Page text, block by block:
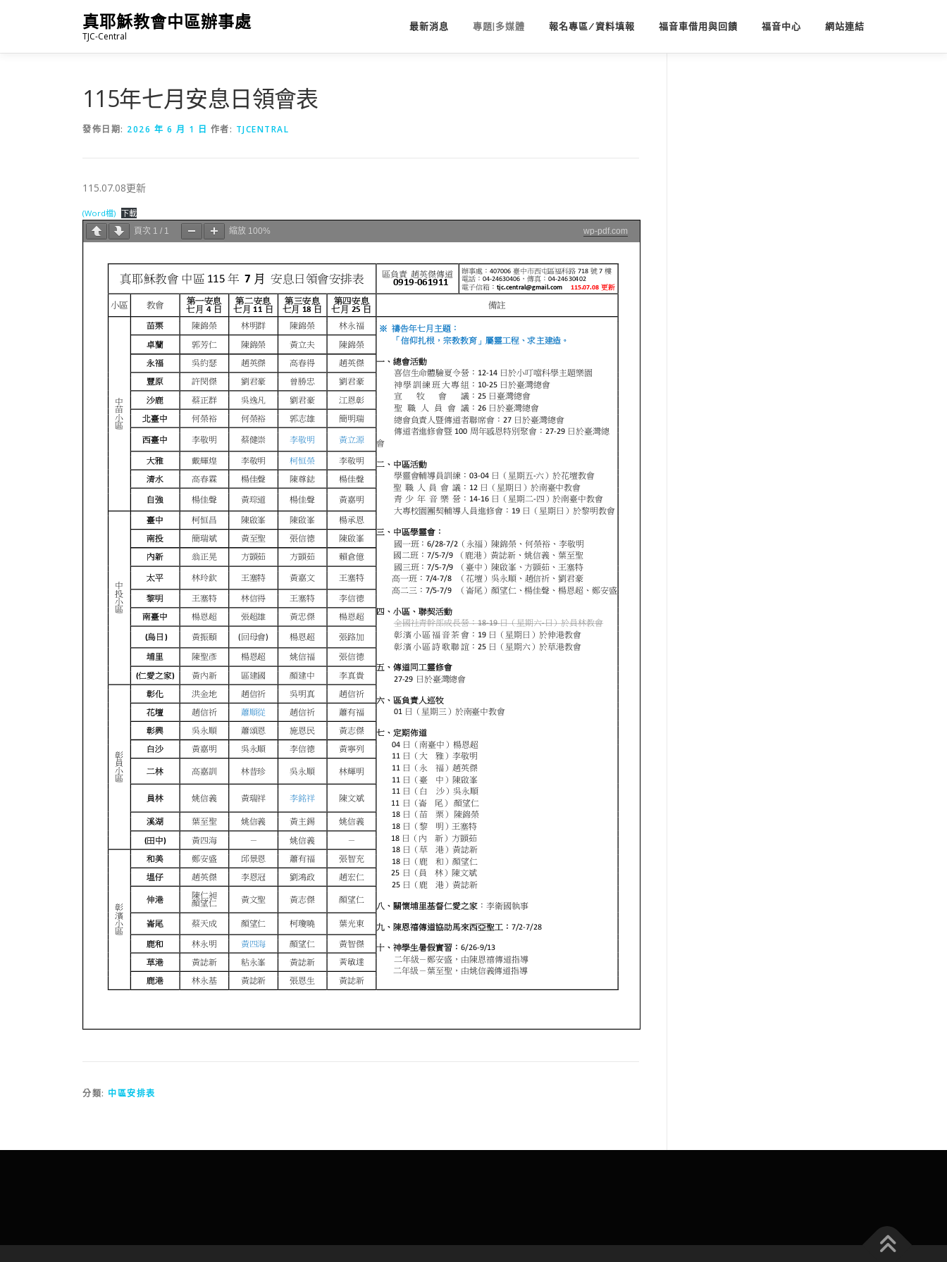
要
真耶穌教會中區辦事處
TJC-Central
最新消息 專題|多媒體 報名專區/資料填報 福音車借用與回饋 福音中心 網站連結
115年七月安息日領會表
發佈日期: 2026 年 6 月 1 日 作者: TJCENTRAL
115.07.08更新
(Word檔) 下載
頁次 1 / 1 縮放 100% wp-pdf.com
分類: 中區安排表